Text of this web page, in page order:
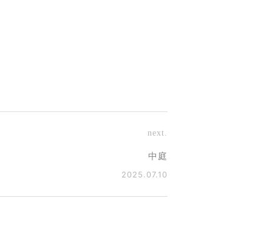
next.
中庭
2025.07.10